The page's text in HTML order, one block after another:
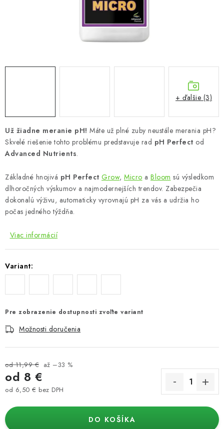
Podmienky o ochrane osobných údajov
Už žiadne meranie pH! Máte už plné zuby neustále merania pH?
Skvelé riešenie tohto problému predstavuje rad pH Perfect od
Advanced Nutrients.
Základné hnojivá pH Perfect Grow, Micro a Bloom sú výsledkom
dlhoročných výskumov a najmodernejších trendov. Zabezpečia
dokonalú výživu, automaticky vyrovnajú pH za vás a udržia ho
počas jedného týždňa.
Viac informácií
Variant:
Pre zobrazenie dostupnosti zvoľte variant
Možnosti doručenia
od 11,99 € až –33 %
od 8 €
od 6,50 € bez DPH
DO KOŠÍKA
+ ďalšie (3)